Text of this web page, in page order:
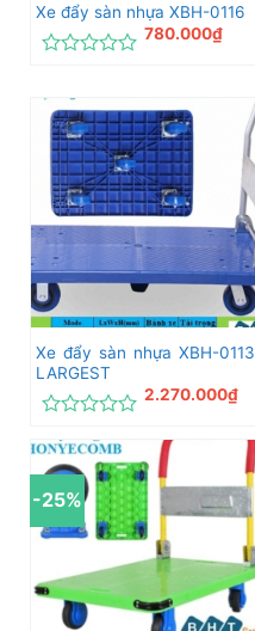
Xe đẩy sàn nhựa XBH-0116
hạng
sao
780.000₫
Xe đẩy sàn nhựa XBH-0113
LARGEST
xếp
hạng
0
5
sao
2.270.000₫
-25%